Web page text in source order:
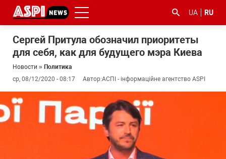
UA RU
Сергей Притула обозначил приоритеты
для себя, как для будущего мэра Киева
Новости » Политика
ср, 08/12/2020 - 08:17
Автор:АСПІ - інформаційне агентство ASPI
#ООС
#боротьба
#гфс #Киев #коронавірус